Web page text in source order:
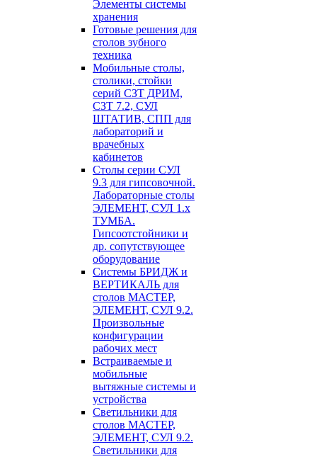
Элементы системы
хранения
Готовые решения для
столов зубного
техника
Мобильные столы,
столики, стойки
серий СЗТ ДРИМ,
СЗТ 7.2, СУЛ
ШТАТИВ, СПП для
лабораторий и
врачебных
кабинетов
Столы серии СУЛ
9.3 для гипсовочной.
Лабораторные столы
ЭЛЕМЕНТ, СУЛ 1.х
ТУМБА.
Гипсоотстойники и
др. сопутствующее
оборудование
Системы БРИДЖ и
ВЕРТИКАЛЬ для
столов МАСТЕР,
ЭЛЕМЕНТ, СУЛ 9.2.
Произвольные
конфигурации
рабочих мест
Встраиваемые и
мобильные
вытяжные системы и
устройства
Светильники для
столов МАСТЕР,
ЭЛЕМЕНТ, СУЛ 9.2.
Светильники для